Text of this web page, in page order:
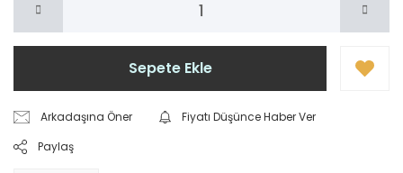
Sepete Ekle
Arkadaşına Öner
Fiyatı Düşünce Haber Ver
Paylaş